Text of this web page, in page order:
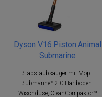
Dyson V16 Piston Animal
Submarine
Stabstaubsauger mit Mop -
Submarine™ 2.0 Hartboden-
Wischdüse, CleanCompaktor™